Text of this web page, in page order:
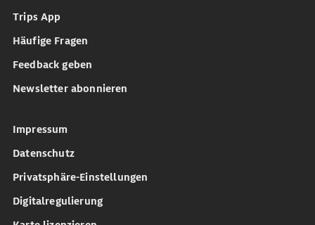
Trips App
Häufige Fragen
Feedback geben
Newsletter abonnieren
Impressum
Datenschutz
Privatsphäre-Einstellungen
Digitalregulierung